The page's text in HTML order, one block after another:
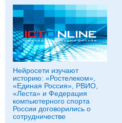
Нейросети изучают
историю: «Ростелеком»,
«Единая Россия», РВИО,
«Леста» и Федерация
компьютерного спорта
России договорились о
сотрудничестве